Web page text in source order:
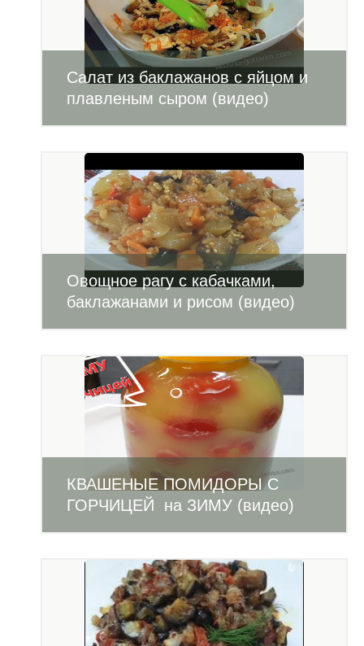
Салат из баклажанов с яйцом и
плавленым сыром (видео)
Овощное рагу с кабачками,
баклажанами и рисом (видео)
КВАШЕНЫЕ ПОМИДОРЫ С
ГОРЧИЦЕЙ на ЗИМУ (видео)